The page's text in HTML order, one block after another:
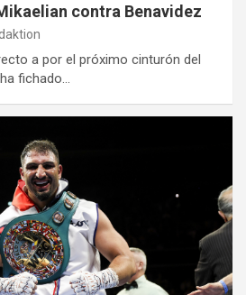
contra Benavidez
a por el próximo cinturón del
fichado…